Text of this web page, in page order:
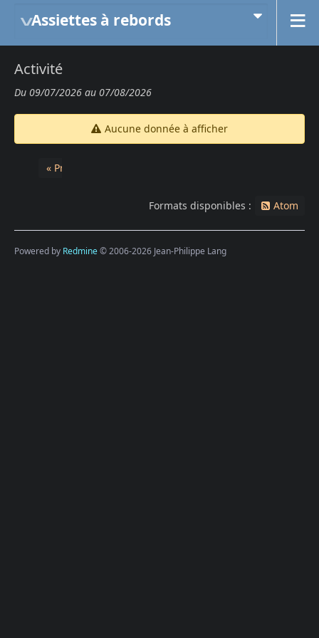
Assiettes à rebords
Activité
Du 09/07/2026 au 07/08/2026
Aucune donnée à afficher
« Précédent
Formats disponibles : Atom
Powered by Redmine© 2006-2026 Jean-Philippe Lang